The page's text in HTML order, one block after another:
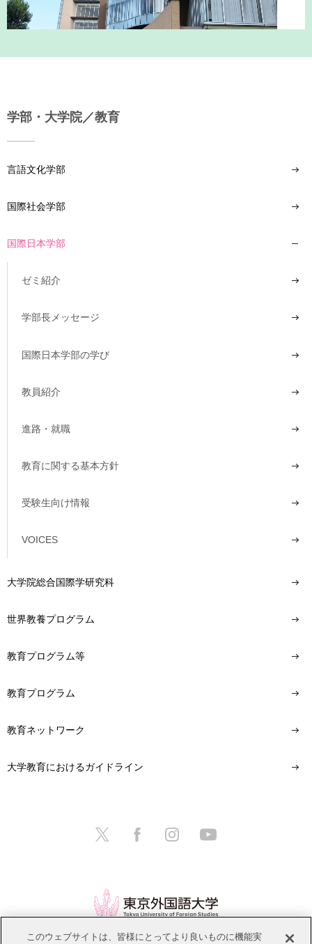
学部・大学院／教育
言語文化学部
国際社会学部
国際日本学部
ゼミ紹介
学部長メッセージ
国際日本学部の学び
教員紹介
進路・就職
教育に関する基本方針
受験生向け情報
VOICES
大学院総合国際学研究科
世界教養プログラム
教育プログラム等
教育プログラム
教育ネットワーク
大学教育におけるガイドライン
このウェブサイトは、皆様にとってより良いものに機能実